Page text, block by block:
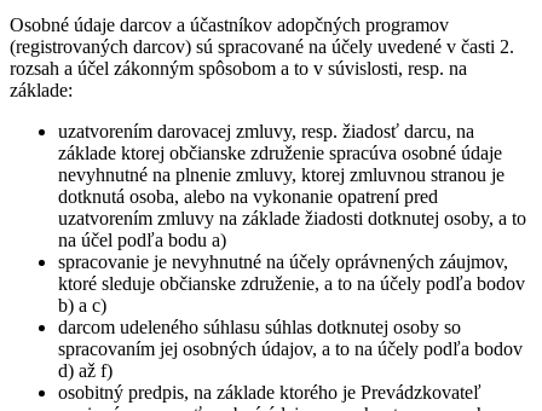
Osobné údaje darcov a účastníkov adopčných programov
(registrovaných darcov) sú spracované na účely uvedené v časti 2.
rozsah a účel zákonným spôsobom a to v súvislosti, resp. na
základe:
uzatvorením darovacej zmluvy, resp. žiadosť darcu, na
základe ktorej občianske združenie spracúva osobné údaje
nevyhnutné na plnenie zmluvy, ktorej zmluvnou stranou je
dotknutá osoba, alebo na vykonanie opatrení pred
uzatvorením zmluvy na základe žiadosti dotknutej osoby, a to
na účel podľa bodu a)
spracovanie je nevyhnutné na účely oprávnených záujmov,
ktoré sleduje občianske združenie, a to na účely podľa bodov
b) a c)
darcom udeleného súhlasu súhlas dotknutej osoby so
spracovaním jej osobných údajov, a to na účely podľa bodov
d) až f)
osobitný predpis, na základe ktorého je Prevádzkovateľ